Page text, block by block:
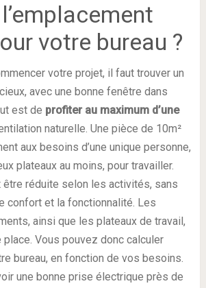
votre bureau ?
votre projet, il faut trouver un
avec une bonne fenêtre dans
est de profiter au maximum d’une
naturelle. Une pièce de 10m²
aux besoins d’une unique personne,
plateaux au moins, pour travailler.
réduite selon les activités, sans
confort et la fonctionnalité. Les
ainsi que les plateaux de travail,
Vous pouvez donc calculer
bureau, en fonction de vos besoins.
une bonne prise électrique près de